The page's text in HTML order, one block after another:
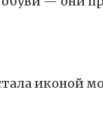
иконой